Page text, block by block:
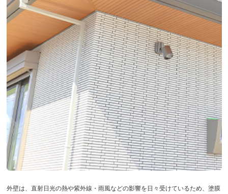
外壁は、直射日光の熱や紫外線・雨風などの影響を日々受けているため、塗膜